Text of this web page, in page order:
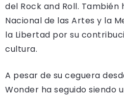
del Rock and Roll.
Nacional de las Artes y la
la Libertad por su
cultura.
A pesar de su ceguera
Wonder ha seguido siendo